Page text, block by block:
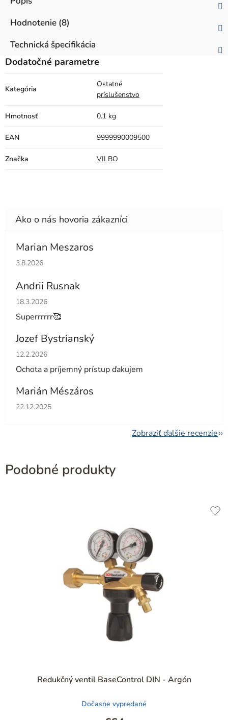
Hodnotenie (8)
Technická špecifikácia
Dodatočné parametre
Kategória
Ostatné
príslušenstvo
Hmotnosť 0.1 kg
EAN 9999990009500
Značka VILBO
Marian Meszaros
Hodnotenie obchodu je 5 z 5 hviezdičiek.
3.8.2026
Andrii Rusnak
Hodnotenie obchodu je 5 z 5 hviezdičiek.
18.3.2026
Superrrrrr🥰
Jozef Bystrianský
Hodnotenie obchodu je 5 z 5 hviezdičiek.
12.2.2026
Ochota a príjemný prístup ďakujem
Marián Mészáros
Hodnotenie obchodu je 5 z 5 hviezdičiek.
22.12.2025
Zobraziť ďalšie recenzie
Podobné produkty
Redukčný ventil BaseControl DIN - Argón
hodnotenie
je
4,9
Dočasne vypredané